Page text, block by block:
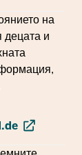
на
децата и